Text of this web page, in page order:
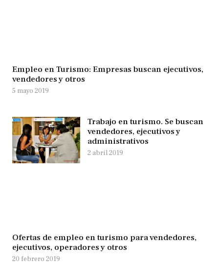
Empleo en Turismo: Empresas buscan ejecutivos,
vendedores y otros
5 mayo 2019
Trabajo en turismo. Se buscan
vendedores, ejecutivos y
administrativos
2 abril 2019
Ofertas de empleo en turismo para vendedores,
ejecutivos, operadores y otros
20 febrero 2019